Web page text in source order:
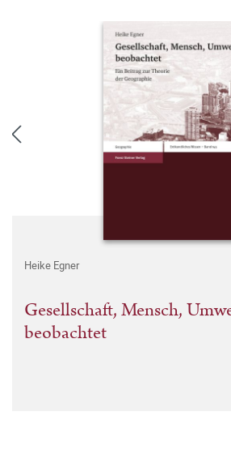
Heike Egner
Gesellschaft, Mensch,
beobachtet